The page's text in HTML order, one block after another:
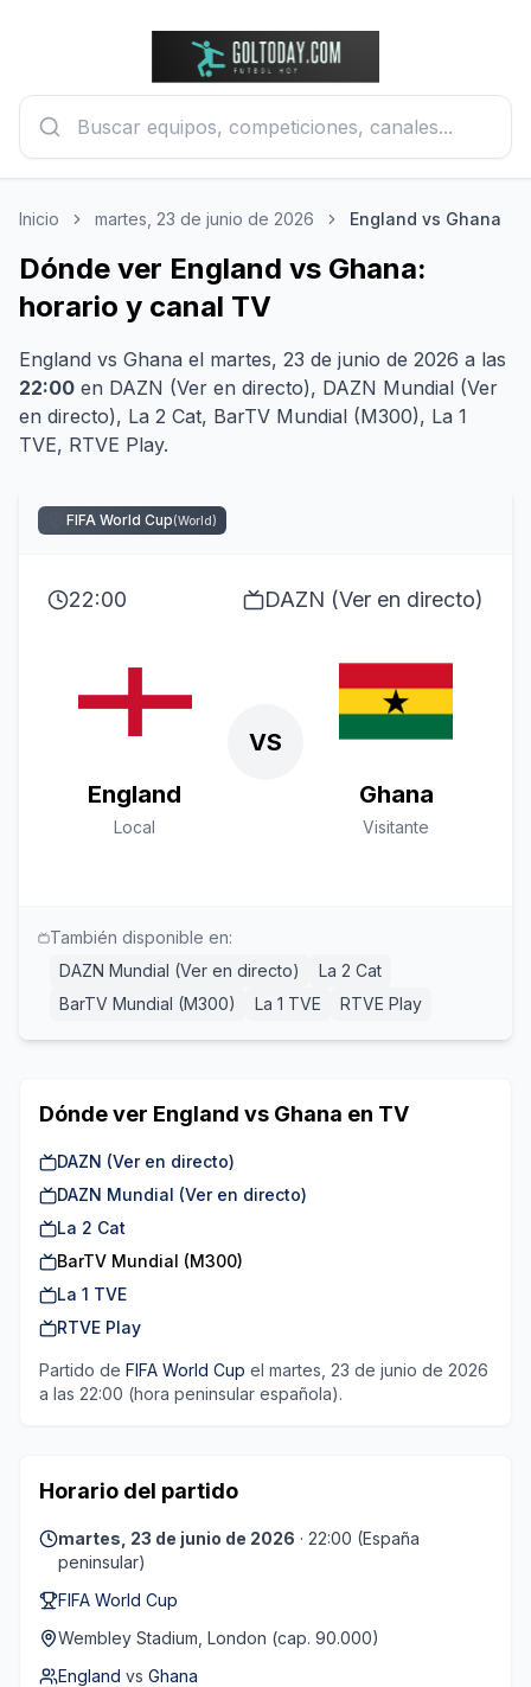
Inicio martes, 23 de junio de 2026 England vs Ghana
Dónde ver England vs Ghana:
horario y canal TV
England vs Ghana el martes, 23 de junio de 2026 a las
22:00 en DAZN (Ver en directo), DAZN Mundial (Ver
en directo), La 2 Cat, BarTV Mundial (M300), La 1
TVE, RTVE Play.
FIFA World Cup(World)
22:00 DAZN (Ver en directo)
England
Local
VS
Ghana
Visitante
También disponible en:
DAZN Mundial (Ver en directo)
La 2 Cat
BarTV Mundial (M300)
La 1 TVE RTVE Play
Dónde ver England vs Ghana en TV
DAZN (Ver en directo)
DAZN Mundial (Ver en directo)
La 2 Cat
BarTV Mundial (M300)
La 1 TVE
RTVE Play
Partido de FIFA World Cup el martes, 23 de junio de 2026
a las 22:00 (hora peninsular española).
Horario del partido
martes, 23 de junio de 2026 · 22:00 (España
peninsular)
FIFA World Cup
Wembley Stadium , London (cap. 90.000)
England vs Ghana